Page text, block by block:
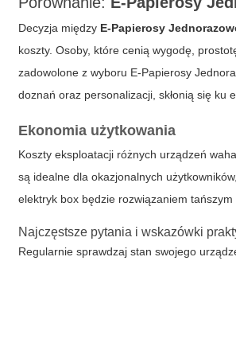
Decyzja między E-Papierosy
koszty. Osoby, które cenią wygodę,
zadowolone z wyboru E-Papierosy
doznań oraz personalizacji, skłonią się ku
Ekonomia użytkowania
Koszty eksploatacji różnych urządzeń
są idealne dla okazjonalnych
elektryk box będzie rozwiązaniem tańszym
Najczęstsze pytania i wskazówki
Regularnie sprawdzaj stan swojego